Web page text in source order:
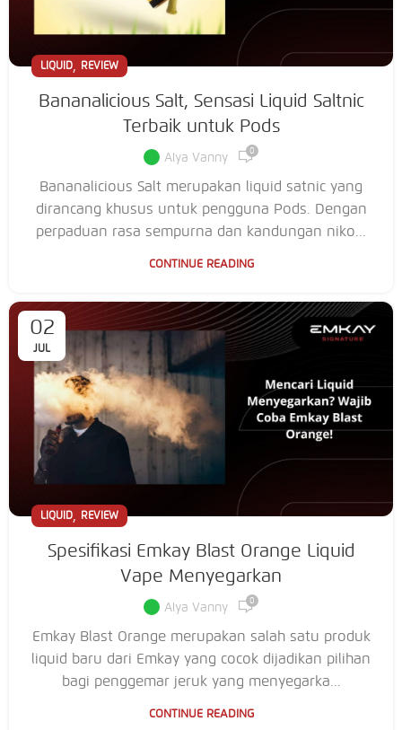
LIQUID, REVIEW
Bananalicious Salt, Sensasi Liquid Saltnic
Terbaik untuk Pods
Alya Vanny 0
Bananalicious Salt merupakan liquid satnic yang
dirancang khusus untuk pengguna Pods. Dengan
perpaduan rasa sempurna dan kandungan niko...
CONTINUE READING
02
JUL
LIQUID, REVIEW
Spesifikasi Emkay Blast Orange Liquid
Vape Menyegarkan
Alya Vanny 0
Emkay Blast Orange merupakan salah satu produk
liquid baru dari Emkay yang cocok dijadikan pilihan
bagi penggemar jeruk yang menyegarka...
CONTINUE READING